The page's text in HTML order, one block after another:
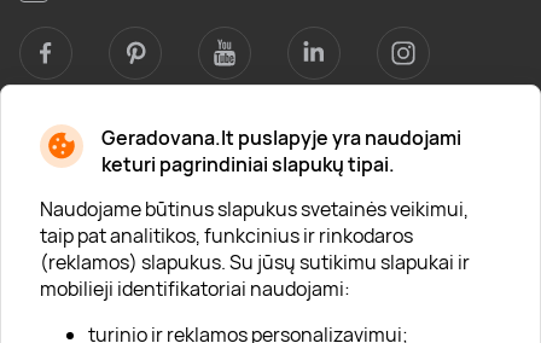
Geradovana.lt puslapyje yra naudojami
keturi pagrindiniai slapukų tipai.
Naudojame būtinus slapukus svetainės veikimui,
taip pat analitikos, funkcinius ir rinkodaros
(reklamos) slapukus. Su jūsų sutikimu slapukai ir
mobilieji identifikatoriai naudojami:
turinio ir reklamos personalizavimui;
Apie mus
Apie „Gera Dovana“
Lojalumo klubas
Karjera
Visi partneriai